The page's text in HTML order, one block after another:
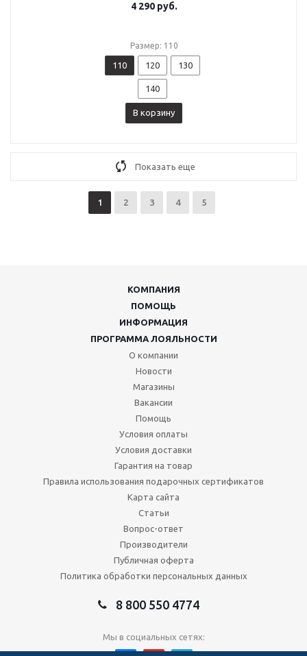
4 290руб.
Размер: 110
110 120 130
140
В корзину
Показать еще
1 2 3 4 5
КОМПАНИЯ
ПОМОЩЬ
ИНФОРМАЦИЯ
ПРОГРАММА ЛОЯЛЬНОСТИ
О компании
Новости
Магазины
Вакансии
Помощь
Условия оплаты
Условия доставки
Гарантия на товар
Правила использования подарочных сертификатов
Карта сайта
Статьи
Вопрос-ответ
Производители
Публичная оферта
Политика обработки персональных данных
8 800 550 4774
Мы в социальных сетях: